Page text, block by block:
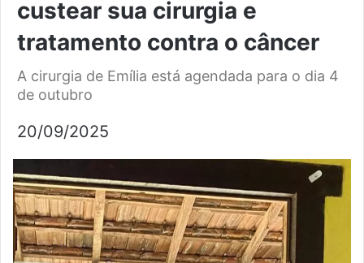
custear sua cirurgia e
tratamento contra o câncer
A cirurgia de Emília está agendada para o dia 4
de outubro
20/09/2025